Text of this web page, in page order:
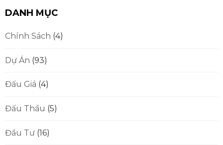
DANH MỤC
Chính Sách (4)
Dự Án (93)
Đấu Giá (4)
Đấu Thầu (5)
Đầu Tư (16)